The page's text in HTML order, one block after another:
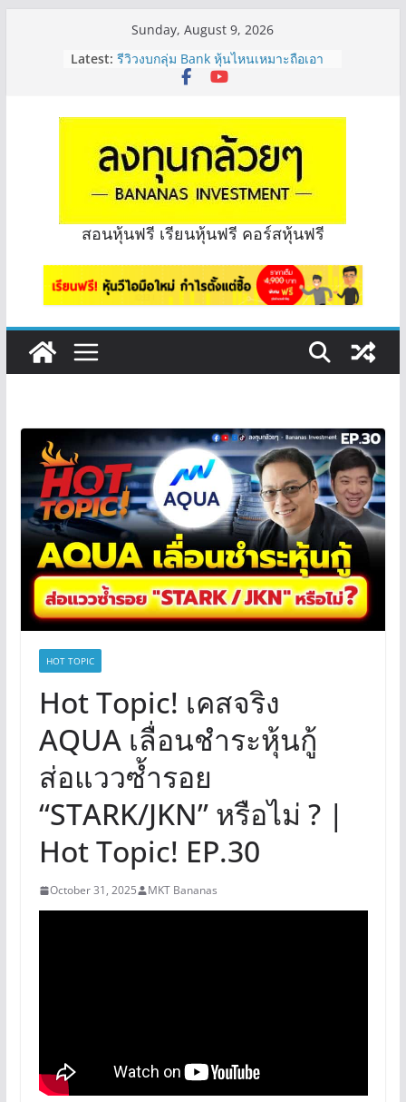
Sunday, August 9, 2026
Latest: รีวิวงบกลุ่ม Bank หุ้นไหนเหมาะถือเอา
“ปันผล” | EP.175
ครับ? | Q&A กล้วยๆ EP.1167
Hot Topic! อัปเดทงบ สื่อสาร, ค้าปลีก
ตัวไหนเหมาะถือเอาปันผล? | Hot Topic
EP.41
หุ้นซอสภูเขาทอง Sauce เหมาะถือเป็น
หุ้นปันผลไหม? | Q&A กล้วยๆ EP.1166
OSP vs CBG vs ICHI ควร DCA ตัวไหน
ดี? | Q&A กล้วยๆ EP.1165
สอนหุ้นฟรี เรียนหุ้นฟรี คอร์สหุ้นฟรี
HOT TOPIC
Hot Topic! เคสจริง
AQUA เลื่อนชำระหุ้นกู้
ส่อแววซ้ำรอย
“STARK/JKN” หรือไม่ ? |
Hot Topic! EP.30
October 31, 2025 MKT Bananas